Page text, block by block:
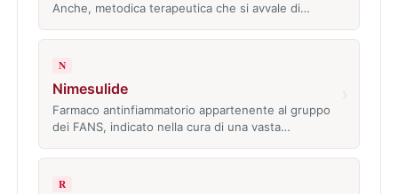
Anche, metodica terapeutica che si avvale di…
N
Nimesulide
Farmaco antinfiammatorio appartenente al gruppo
dei FANS, indicato nella cura di una vasta…
R